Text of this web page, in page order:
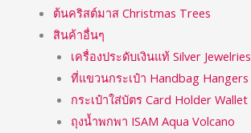
ต้นคริสต์มาส Christmas Trees
สินค้าอื่นๆ
เครื่องประดับเงินแท้ Silver Jewelries
ที่แขวนกระเป๋า Handbag Hangers
กระเป๋าใส่บัตร Card Holder Wallet
ถุงน้ำพกพา ISAM Aqua Volcano